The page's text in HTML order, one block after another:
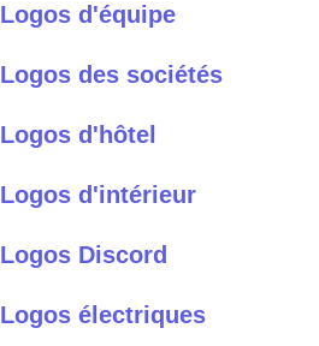
Logos d'équipe
Logos des sociétés
Logos d'hôtel
Logos d'intérieur
Logos Discord
Logos électriques